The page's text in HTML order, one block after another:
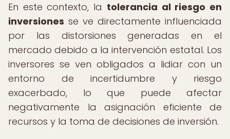
En este contexto, la tolerancia al riesgo en
inversiones se ve directamente influenciada
por las distorsiones generadas en el
mercado debido a la intervención estatal. Los
inversores se ven obligados a lidiar con un
entorno de incertidumbre y riesgo
exacerbado, lo que puede afectar
negativamente la asignación eficiente de
recursos y la toma de decisiones de inversión.